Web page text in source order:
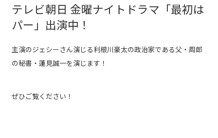
テレビ朝日 金曜ナイトドラマ「最初は
パー」出演中！
主演のジェシーさん演じる利根川豪太の政治家である父・周郎
の秘書・蓮見誠一を演じます！
ぜひご覧ください！